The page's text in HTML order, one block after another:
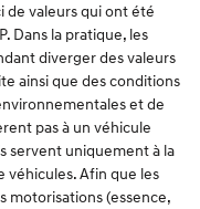
de valeurs qui ont été
Dans la pratique, les
diverger des valeurs
ainsi que des conditions
et de
pas à un véhicule
servent uniquement à la
véhicules. Afin que les
motorisations (essence,